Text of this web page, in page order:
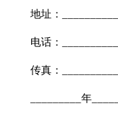
地址：
电话：
传真：
_________年